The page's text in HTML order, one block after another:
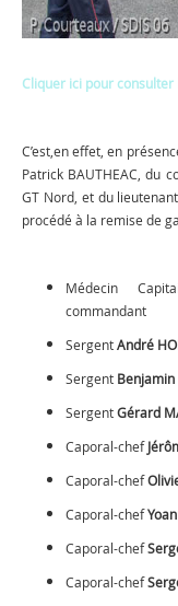
Cliquer ici pour
C’est,en effet, en
Patrick BAUTHEAC, du
GT Nord, et du
procédé à la remise de
Médecin
commandant
SergentAndré
Sergent Benjamin
SergentGérard
Caporal-chef
Caporal-chef
Caporal-chef
Caporal-chef
Caporal-chef